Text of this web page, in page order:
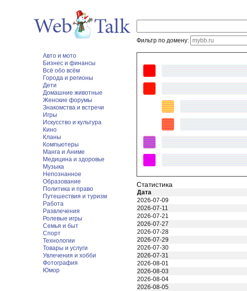
Фильтр по домену:
Авто и мото
Бизнес и финансы
Всё обо всём
Города и регионы
Дети
Домашние животные
Женские форумы
Знакомства и встречи
Игры
Искусство и культура
Кино
Кланы
Компьютеры
Манга и Аниме
Медицина и здоровье
Музыка
Непознанное
Образование
Политика и право
Путешествия и туризм
Работа
Развлечения
Ролевые игры
Семья и быт
Спорт
Технологии
Товары и услуги
Увлечения и хобби
Фотография
Юмор
Статистика
Дата
2026-07-09
2026-07-11
2026-07-21
2026-07-27
2026-07-28
2026-07-29
2026-07-30
2026-07-31
2026-08-01
2026-08-03
2026-08-04
2026-08-05